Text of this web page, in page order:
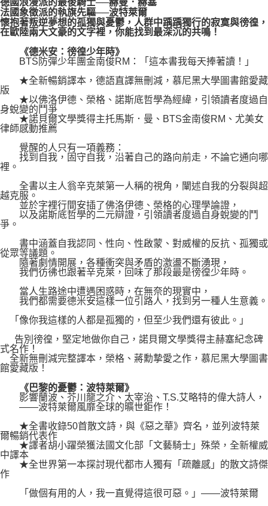
每筆NT$80，滿NT$1,000(含以上)免運費
法國象徵派的執旗先驅──波特萊爾
懷抱著叛逆夢想的孤獨與憂鬱，人群中踽踽獨行的寂寞與徬徨，
在歐陸兩大文豪的文字裡，你能找到最深沉的共鳴！
《德米安：徬徨少年時》
BTS防彈少年團金南俊RM：「這本書我每天捧著讀！」
★全新暢銷譯本，德語直譯無刪減，慕尼黑大學圖書館愛藏
版
★以佛洛伊德、榮格、諾斯底哲學為經緯，引領讀者度過自
身蛻變的鬥爭
★諾貝爾文學獎得主托馬斯．曼、BTS金南俊RM、尤美女
律師感動推薦
覺醒的人只有一項義務：
找到自我，固守自我，沿著自己的路向前走，不論它通向哪
裡。
全書以主人翁辛克萊第一人稱的視角，闡述自我的分裂與超
越克服。
並於字裡行間安插了佛洛伊德、榮格的心理學論證，
以及諾斯底哲學的二元辯證，引領讀者度過自身蛻變的鬥
爭。
書中涵蓋自我認同、性向、性啟蒙、對威權的反抗、孤獨或
從眾等議題。
隨著劇情開展，各種衝突與矛盾的激盪不斷湧現，
我們彷彿也跟著辛克萊，回味了那段最是徬徨少年時。
當人生路途中遭遇困惑時，在無奈的現實中，
我們都需要德米安這樣一位引路人，找到另一種人生意義。
「像你我這樣的人都是孤獨的，但至少我們還有彼此。」
告別徬徨，堅定地做你自己，諾貝爾文學獎得主赫塞紀念碑
式名作！
全新無刪減完整譯本，榮格、蔣勳摯愛之作，慕尼黑大學圖書
館愛藏版！
《巴黎的憂鬱：波特萊爾》
影響蘭波、芥川龍之介、太宰治、T.S.艾略特的偉大詩人，
——波特萊爾風靡全球的曠世鉅作！
★全書收錄50首散文詩，與《惡之華》齊名，並列波特萊
爾暢銷代表作
★譯者胡小躍榮獲法國文化部「文藝騎士」殊榮，全新權威
中譯本
★全世界第一本探討現代都市人獨有「疏離感」的散文詩傑
作
「做個有用的人，我一直覺得這很可惡。」——波特萊爾